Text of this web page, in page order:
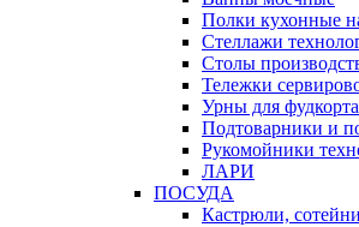
Полки кухонные
Стеллажи
Столы
Тележки
Урны для фудкорта
Подтоварники и
Рукомойники
ЛАРИ
ПОСУДА
Кастрюли,